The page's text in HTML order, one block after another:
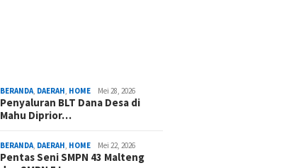
BERANDA DAERAH HOME Mei 28, 2026
Penyaluran BLT Dana Desa di
Mahu Diprior…
BERANDA DAERAH HOME Mei 22, 2026
Pentas Seni SMPN 43 Malteng